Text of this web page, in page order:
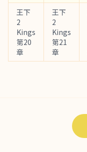
王下
2
Kings
第20
章
王下
2
Kings
第21
章